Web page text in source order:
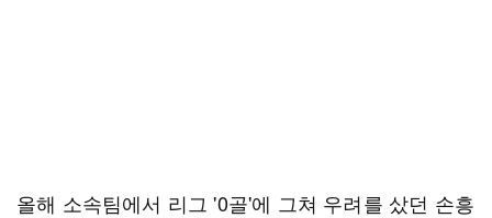
올해 소속팀에서 리그 '0골'에 그쳐 우려를 샀던 손흥